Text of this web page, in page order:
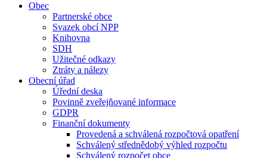
Obec
Partnerské obce
Svazek obcí NPP
Knihovna
SDH
Užitečné odkazy
Ztráty a nálezy
Obecní úřad
Úřední deska
Povinně zveřejňované informace
GDPR
Finanční dokumenty
Provedená a schválená rozpočtová opatření
Schválený střednědobý výhled rozpočtu
Schválený rozpočet obce